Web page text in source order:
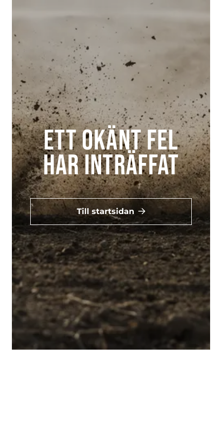
Ett okänt fel
har inträffat
Till startsidan